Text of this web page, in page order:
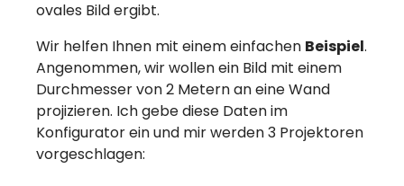
ovales Bild ergibt.
Wir helfen Ihnen mit einem einfachen Beispiel.
Angenommen, wir wollen ein Bild mit einem
Durchmesser von 2 Metern an eine Wand
projizieren. Ich gebe diese Daten im
Konfigurator ein und mir werden 3 Projektoren
vorgeschlagen: